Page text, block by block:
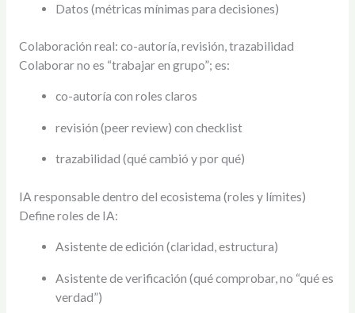
Datos (métricas mínimas para decisiones)
Colaboración real: co-autoría, revisión, trazabilidad
Colaborar no es “trabajar en grupo”; es:
co-autoría con roles claros
revisión (peer review) con checklist
trazabilidad (qué cambió y por qué)
IA responsable dentro del ecosistema (roles y límites)
Define roles de IA:
Asistente de edición (claridad, estructura)
Asistente de verificación (qué comprobar, no “qué es
verdad”)